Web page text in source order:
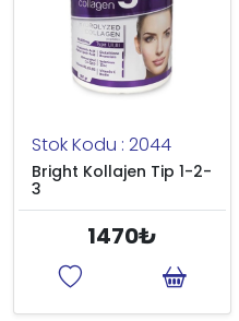
Stok Kodu : 2044
Bright Kollajen Tip 1-2-
3
1470₺